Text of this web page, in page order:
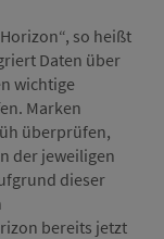
so heißt
Daten über
wichtige
Marken
überprüfen,
der jeweiligen
dieser
bereits jetzt